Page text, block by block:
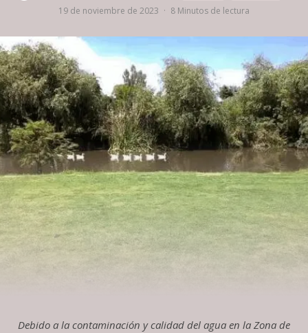
19 de noviembre de 2023 · 8 Minutos de lectura
Debido a la contaminación y calidad del agua en la Zona de